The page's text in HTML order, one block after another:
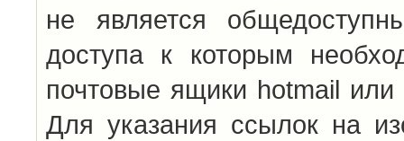
не является
доступа к которым
почтовые ящики hotmail
Для указания ссылок на